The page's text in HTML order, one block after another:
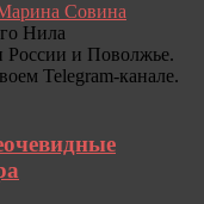
Совина
Нила
России и Поволжье.
Telegram-канале.